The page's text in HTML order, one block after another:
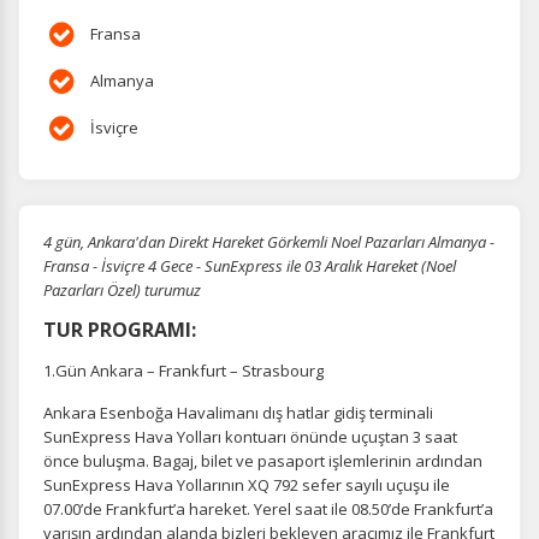
Fransa
Almanya
İsviçre
4 gün, Ankara'dan Direkt Hareket Görkemli Noel Pazarları Almanya -
Fransa - İsviçre 4 Gece - SunExpress ile 03 Aralık Hareket (Noel
Pazarları Özel) turumuz
TUR PROGRAMI:
1.Gün Ankara – Frankfurt – Strasbourg
Ankara Esenboğa Havalimanı dış hatlar gidiş terminali
SunExpress Hava Yolları kontuarı önünde uçuştan 3 saat
önce buluşma. Bagaj, bilet ve pasaport işlemlerinin ardından
SunExpress Hava Yollarının XQ 792 sefer sayılı uçuşu ile
07.00’de Frankfurt’a hareket. Yerel saat ile 08.50’de Frankfurt’a
varışın ardından alanda bizleri bekleyen aracımız ile Frankfurt